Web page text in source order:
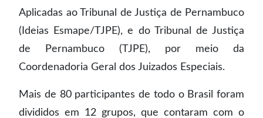
Aplicadas ao Tribunal de Justiça de Pernambuco
(Ideias Esmape/TJPE), e do Tribunal de Justiça
de Pernambuco (TJPE), por meio da
Coordenadoria Geral dos Juizados Especiais.
Mais de 80 participantes de todo o Brasil foram
divididos em 12 grupos, que contaram com o